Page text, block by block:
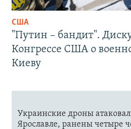
США
"Путин – бандит".
Конгрессе США о
Киеву